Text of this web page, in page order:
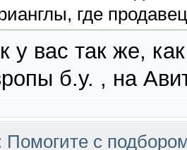
где
у вас так же,
б.у. , на
Помогите с